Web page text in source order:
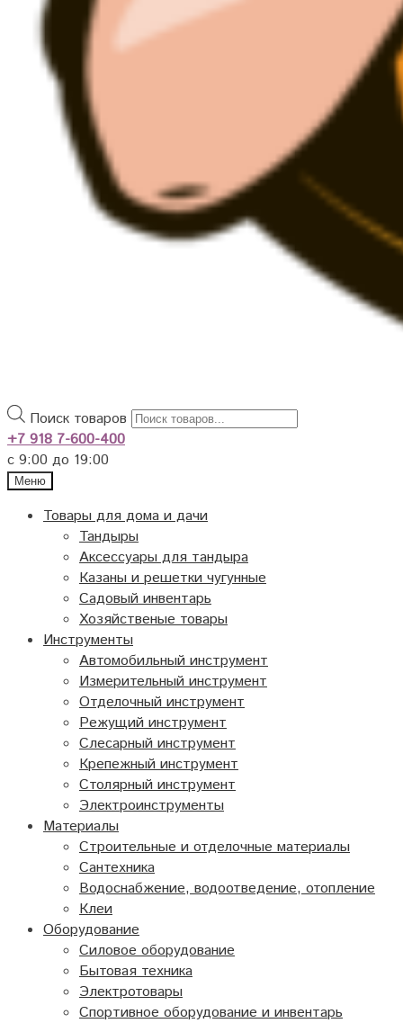
Поиск товаров
+7 918 7-600-400
с 9:00 до 19:00
Меню
Товары для дома и дачи
Тандыры
Аксессуары для тандыра
Казаны и решетки чугунные
Садовый инвентарь
Хозяйственые товары
Инструменты
Автомобильный инструмент
Измерительный инструмент
Отделочный инструмент
Режущий инструмент
Слесарный инструмент
Крепежный инструмент
Столярный инструмент
Электроинструменты
Материалы
Строительные и отделочные материалы
Сантехника
Водоснабжение, водоотведение, отопление
Клеи
Оборудование
Силовое оборудование
Бытовая техника
Электротовары
Спортивное оборудование и инвентарь